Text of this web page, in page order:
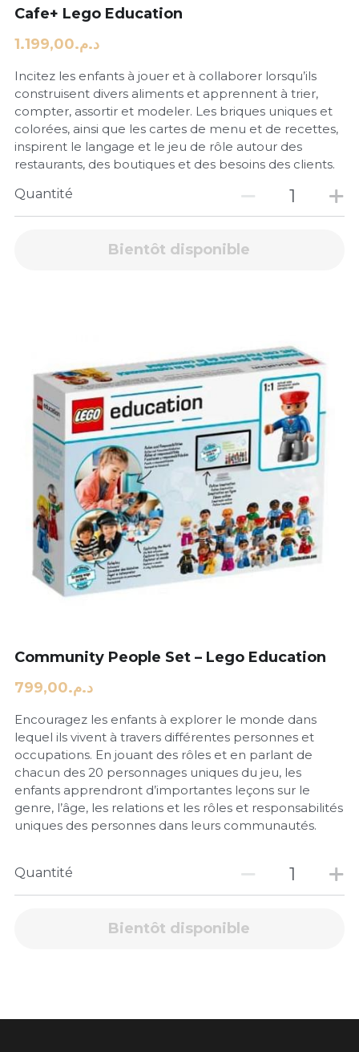
Cafe+ Lego Education
د.م.1.199,00
Incitez les enfants à jouer et à collaborer lorsqu’ils
construisent divers aliments et apprennent à trier,
compter, assortir et modeler. Les briques uniques et
colorées, ainsi que les cartes de menu et de recettes,
inspirent le langage et le jeu de rôle autour des
restaurants, des boutiques et des besoins des clients.
Quantité
Bientôt disponible
Community People Set – Lego Education
د.م.799,00
Encouragez les enfants à explorer le monde dans
lequel ils vivent à travers différentes personnes et
occupations. En jouant des rôles et en parlant de
chacun des 20 personnages uniques du jeu, les
enfants apprendront d’importantes leçons sur le
genre, l’âge, les relations et les rôles et responsabilités
uniques des personnes dans leurs communautés.
Quantité
Bientôt disponible